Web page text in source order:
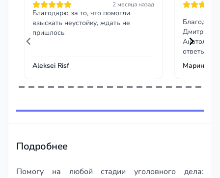
2 месяца назад
Благодарю за то, что помогли
взыскать неустойку, ждать не
пришлось
Aleksei Risf Марина
1
Подробнее
Помогу на любой стадии уголовного дела: